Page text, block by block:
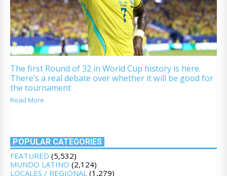
The first Round of 32 in World Cup history is here.
There’s a real debate over whether it will be good for
the tournament
Read More
POPULAR CATEGORIES
FEATURED (5,532)
MUNDO LATINO (2,124)
LOCALES / REGIONAL (1,279)